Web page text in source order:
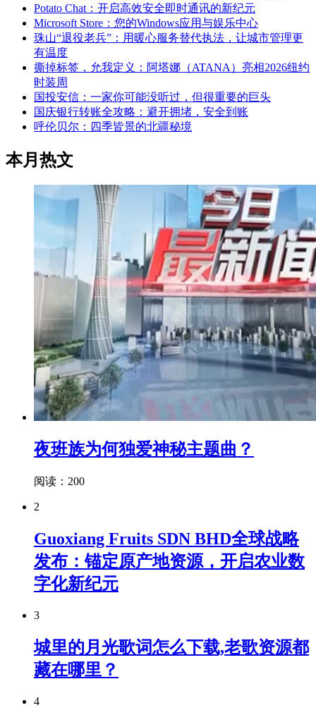
Potato Chat：开启高效安全即时通讯的新纪元
Microsoft Store：您的Windows应用与娱乐中心
珠山“退役老兵”：用暖心服务替代执法，让城市管理更
有温度
撕掉标签，允我定义：阿塔娜（ATANA）亮相2026纽约
时装周
国投安信：一家你可能没听过，但很重要的巨头
国庆银行转账全攻略：避开拥堵，安全到账
呼伦贝尔：四季皆景的北疆秘境
本月热文
夜班族为何独爱神秘主题曲？
阅读：200
2
Guoxiang Fruits SDN BHD全球战略
发布：锚定原产地资源，开启农业数
字化新纪元
3
城里的月光歌词怎么下载,老歌资源都
藏在哪里？
4